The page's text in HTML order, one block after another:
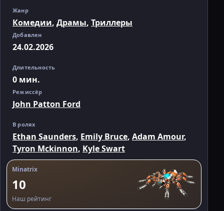
Жанр
Комедии, Драмы, Триллеры
Добавлен
24.02.2026
Длительность
0 мин.
Режиссёр
John Patton Ford
В ролях
Ethan Saunders, Emily Bruce, Adam Amour,
Tyron Mckinnon, Kyle Swart
Minatrix
10
Наш рейтинг